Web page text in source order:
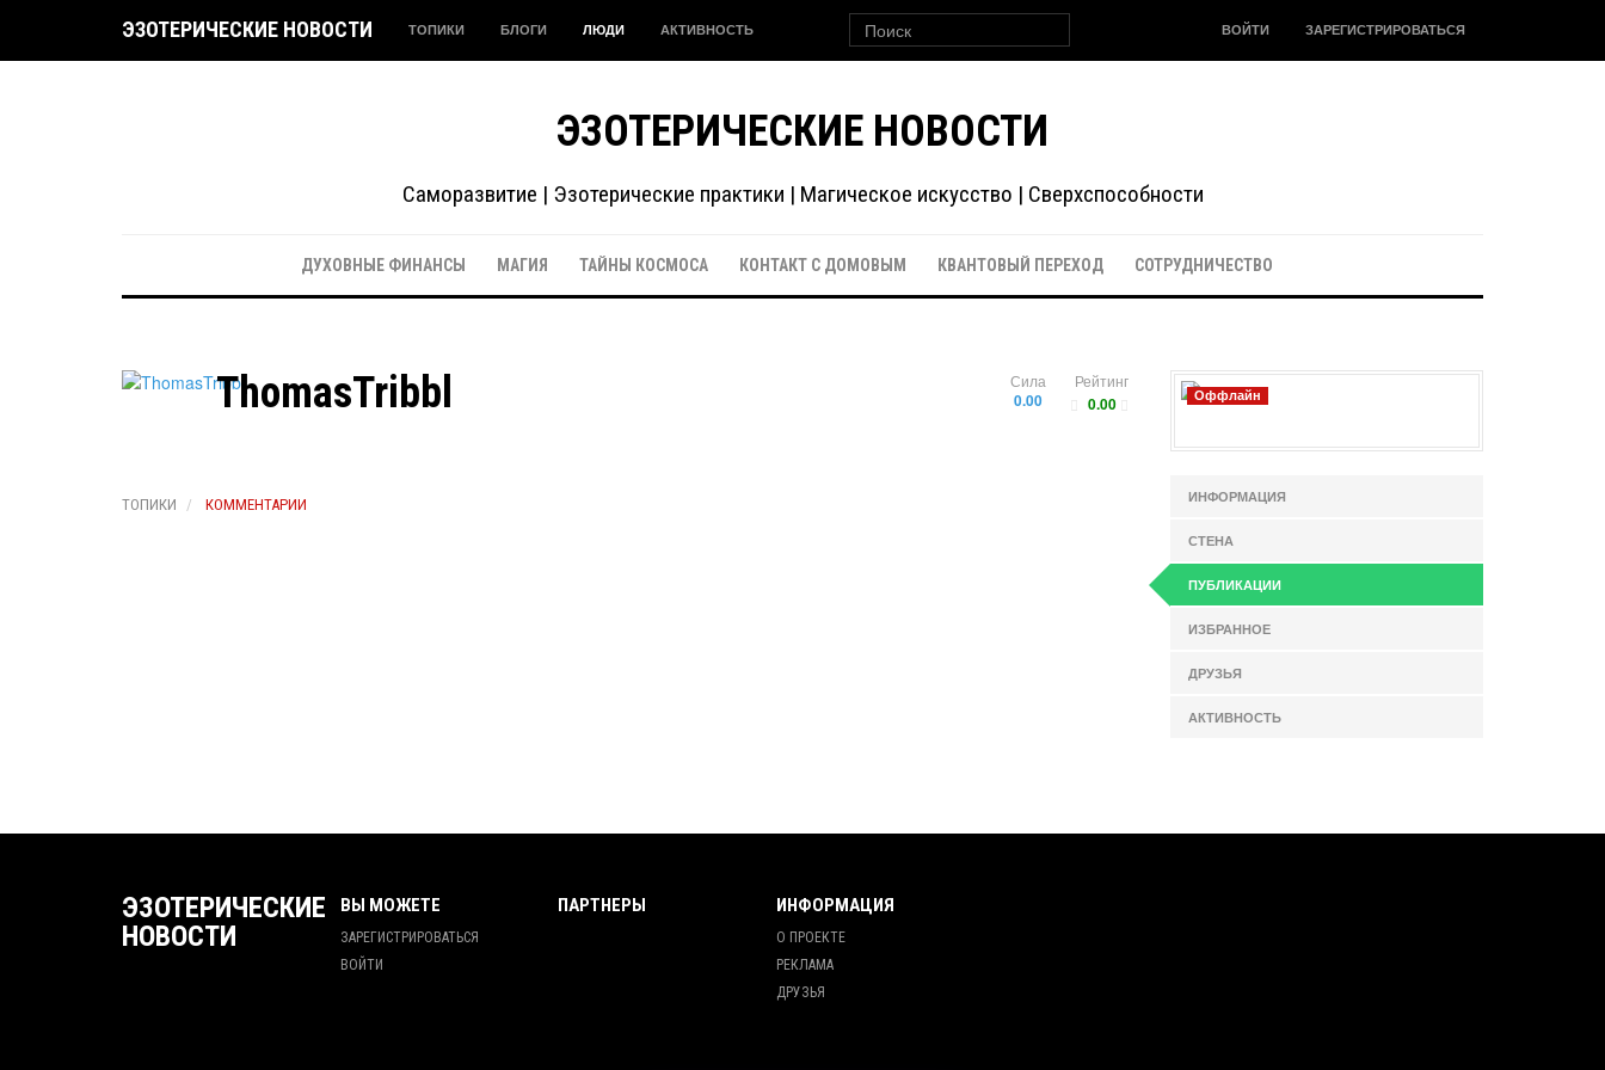
ЭЗОТЕРИЧЕСКИЕ НОВОСТИ ТОПИКИ БЛОГИ ЛЮДИ АКТИВНОСТЬ ВОЙТИ ЗАРЕГИСТРИРОВАТЬСЯ
ЭЗОТЕРИЧЕСКИЕ НОВОСТИ
Саморазвитие | Эзотерические практики | Магическое искусство | Сверхспособности
ДУХОВНЫЕ ФИНАНСЫ МАГИЯ ТАЙНЫ КОСМОСА КОНТАКТ С ДОМОВЫМ КВАНТОВЫЙ ПЕРЕХОД СОТРУДНИЧЕСТВО
Рейтинг
0.00
Сила
0.00
ThomasTribbl
ТОПИКИ КОММЕНТАРИИ
Оффлайн
ИНФОРМАЦИЯ
СТЕНА
ПУБЛИКАЦИИ
ИЗБРАННОЕ
ДРУЗЬЯ
АКТИВНОСТЬ
ЭЗОТЕРИЧЕСКИЕ
НОВОСТИ
ВЫ МОЖЕТЕ
ЗАРЕГИСТРИРОВАТЬСЯ
ВОЙТИ
ПАРТНЕРЫ ИНФОРМАЦИЯ
О ПРОЕКТЕ
РЕКЛАМА
ДРУЗЬЯ